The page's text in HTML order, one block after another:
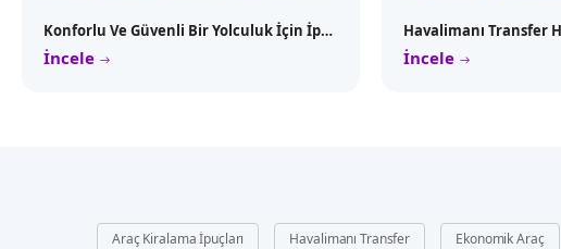
Konforlu Ve Güvenli Bir Yolculuk İçin İpuçları
İncele İncele
Araç Kiralama İpuçları Havalimanı Transfer Ekonomik Araç